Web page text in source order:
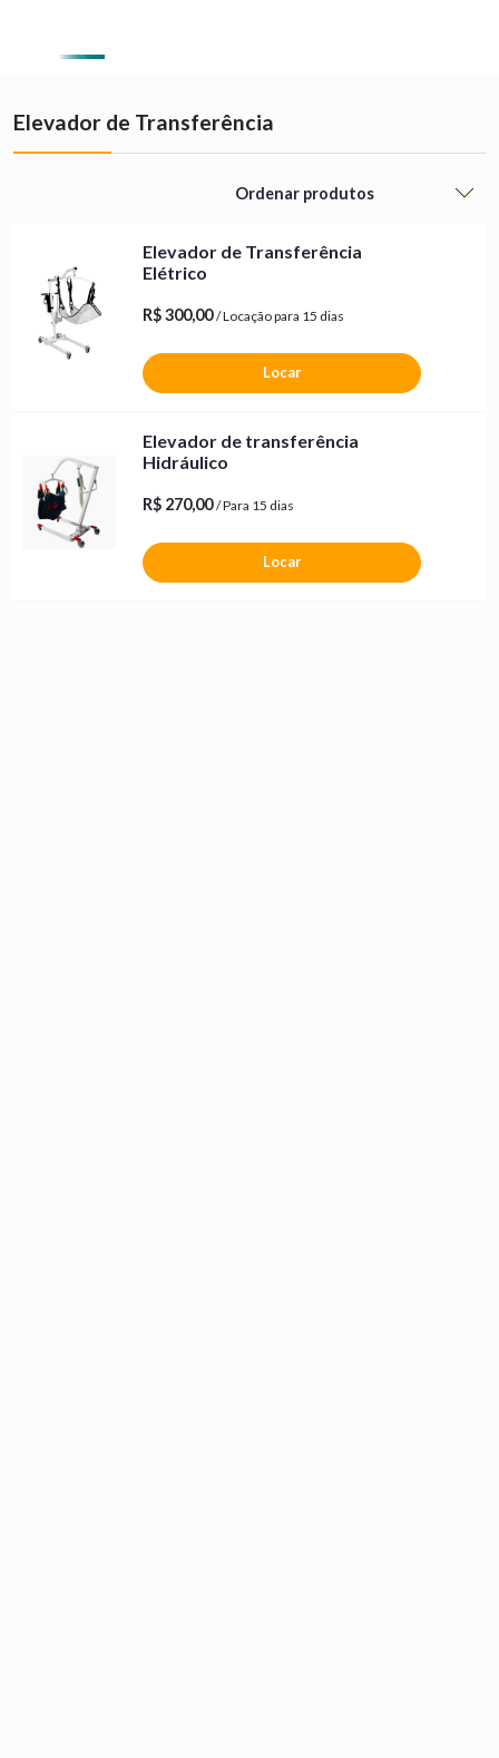
Elevador de Transferência
Elevador de Transferência
Elétrico
R$ 300,00/ Locação para 15 dias
Locar
Elevador de transferência
Hidráulico
R$ 270,00/ Para 15 dias
Locar